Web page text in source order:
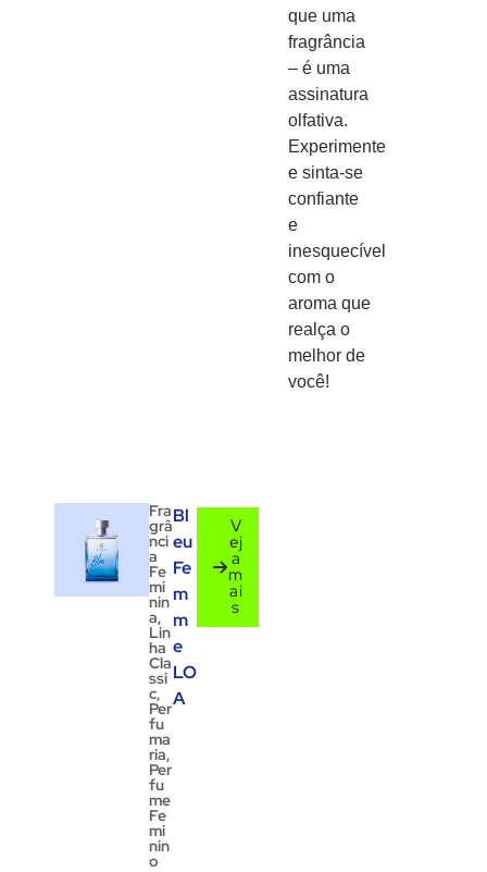
que uma
fragrância
– é uma
assinatura
olfativa.
Experimente
e sinta-se
confiante
e
inesquecível
com o
aroma que
realça o
melhor de
você!
Fra
grâ
nci
a
Fe
mi
nin
a,
Lin
ha
Cla
ssi
c,
Per
fu
ma
ria,
Per
fu
me
Fe
mi
nin
o
Bl
eu
Fe
m
m
e
LO
A
V
ej
a
m
ai
s